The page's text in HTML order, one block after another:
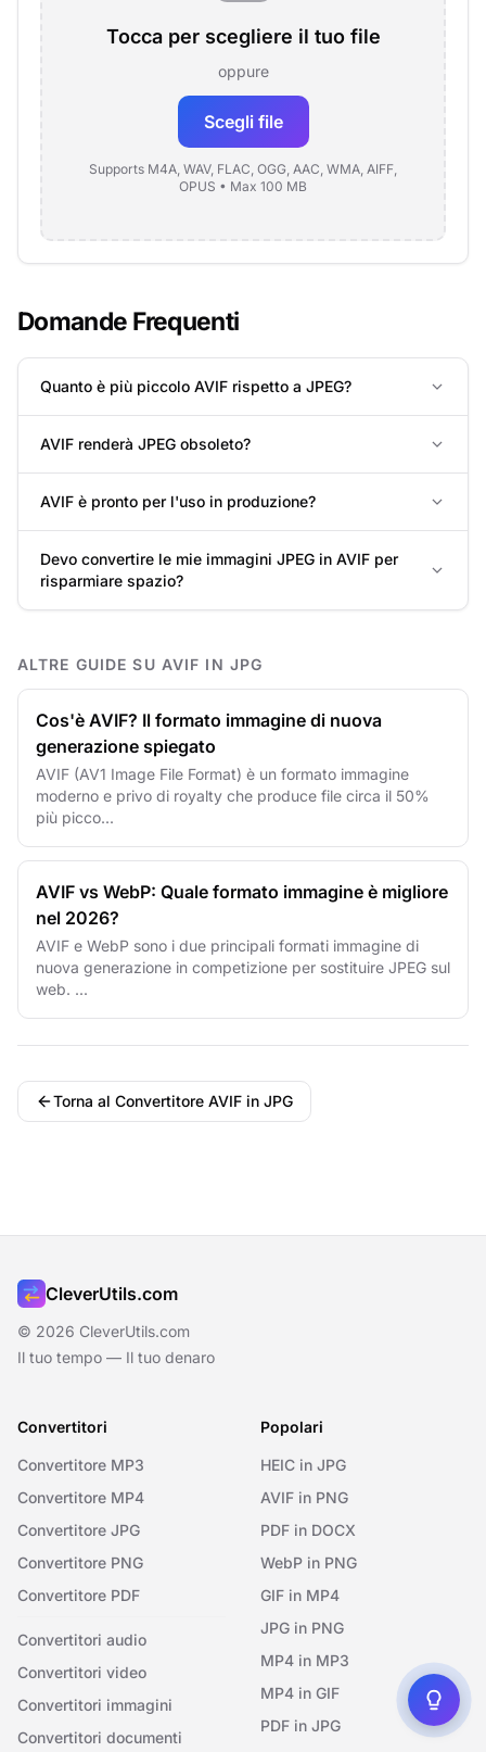
Tocca per scegliere il tuo file
oppure
Scegli file
Supports M4A, WAV, FLAC, OGG, AAC, WMA, AIFF,
OPUS • Max 100 MB
Domande Frequenti
Quanto è più piccolo AVIF rispetto a JPEG?
AVIF renderà JPEG obsoleto?
AVIF è pronto per l'uso in produzione?
Devo convertire le mie immagini JPEG in AVIF per
risparmiare spazio?
ALTRE GUIDE SU AVIF IN JPG
Cos'è AVIF? Il formato immagine di nuova
generazione spiegato
AVIF (AV1 Image File Format) è un formato immagine
moderno e privo di royalty che produce file circa il 50%
più picco...
AVIF vs WebP: Quale formato immagine è migliore
nel 2026?
AVIF e WebP sono i due principali formati immagine di
nuova generazione in competizione per sostituire JPEG sul
web. ...
Torna al Convertitore AVIF in JPG
CleverUtils.com
© 2026 CleverUtils.com
Il tuo tempo — Il tuo denaro
Convertitori
Convertitore MP3
Convertitore MP4
Convertitore JPG
Convertitore PNG
Convertitore PDF
Convertitori audio
Convertitori video
Convertitori immagini
Convertitori documenti
Popolari
HEIC in JPG
AVIF in PNG
PDF in DOCX
WebP in PNG
GIF in MP4
JPG in PNG
MP4 in MP3
MP4 in GIF
PDF in JPG